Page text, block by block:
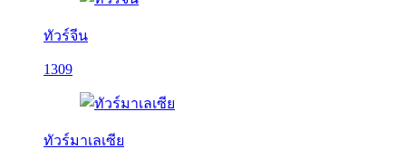
ทัวร์จีน
1309
ทัวร์มาเลเซีย